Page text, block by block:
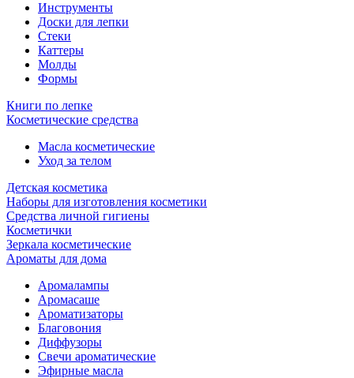
Инструменты
Доски для лепки
Стеки
Каттеры
Молды
Формы
Книги по лепке
Косметические средства
Масла косметические
Уход за телом
Детская косметика
Наборы для изготовления косметики
Средства личной гигиены
Косметички
Зеркала косметические
Ароматы для дома
Аромалампы
Аромасаше
Ароматизаторы
Благовония
Диффузоры
Свечи ароматические
Эфирные масла